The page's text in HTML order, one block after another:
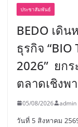
ประชาสัมพันธ์
BEDO เดิ
ธุรกิจ “BIO
2026” ยก
ตลาดเชิงพ
05/08/2026 admin
วันที่ 5 สิงหาคม